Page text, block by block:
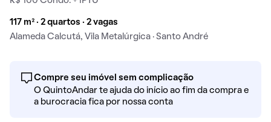
117 m² · 2 quartos · 2 vagas
Alameda Calcutá, Vila Metalúrgica · Santo André
Compre seu imóvel sem complicação
O QuintoAndar te ajuda do início ao fim da compra e
a burocracia fica por nossa conta